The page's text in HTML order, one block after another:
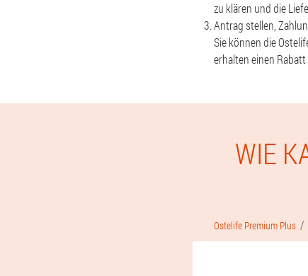
zu klären und die
Antrag stellen,
Sie können die
erhalten einen Rabatt
WIE
Ostelife Premium Plus